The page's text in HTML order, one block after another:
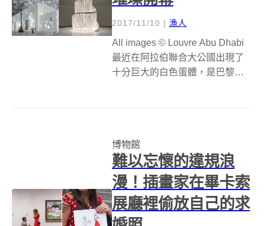
2017/11/10 | 漁人
All images © Louvre Abu Dhabi
最近在阿拉伯聯合大公國出現了
十分巨大的白色蛋體，是巴黎羅
博物館
難以忘懷的違規浪
漫！插畫家在畢卡索
展廳裡偷放自己的求